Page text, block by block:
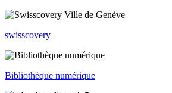
swisscovery
Bibliothèque numérique